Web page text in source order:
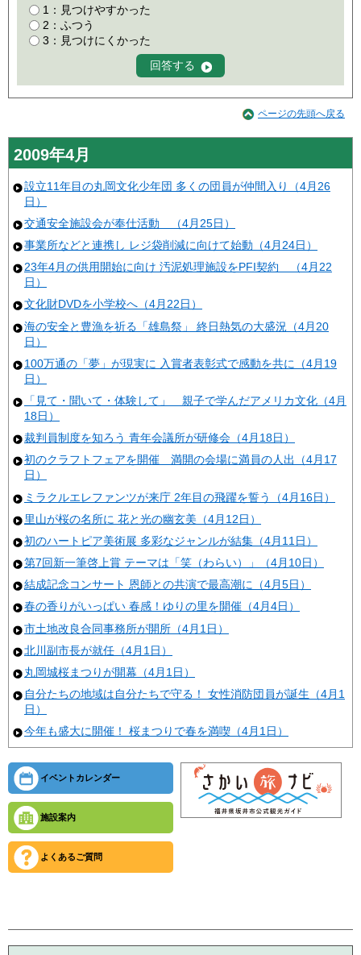
1：見つけやすかった
2：ふつう
3：見つけにくかった
ページの先頭へ戻る
2009年4月
設立11年目の丸岡文化少年団 多くの団員が仲間入り（4月26
日）
交通安全施設会が奉仕活動 （4月25日）
事業所などと連携し レジ袋削減に向けて始動（4月24日）
23年4月の供用開始に向け 汚泥処理施設をPFI契約 （4月22
日）
文化財DVDを小学校へ（4月22日）
海の安全と豊漁を祈る「雄島祭」 終日熱気の大盛況（4月20
日）
100万通の「夢」が現実に 入賞者表彰式で感動を共に（4月19
日）
「見て・聞いて・体験して」 親子で学んだアメリカ文化（4月
18日）
裁判員制度を知ろう 青年会議所が研修会（4月18日）
初のクラフトフェアを開催 満開の会場に満員の人出（4月17
日）
ミラクルエレファンツが来庁 2年目の飛躍を誓う（4月16日）
里山が桜の名所に 花と光の幽玄美（4月12日）
初のハートピア美術展 多彩なジャンルが結集（4月11日）
第7回新一筆啓上賞 テーマは「笑（わらい）」（4月10日）
結成記念コンサート 恩師との共演で最高潮に（4月5日）
春の香りがいっぱい 春感！ゆりの里を開催（4月4日）
市土地改良合同事務所が開所（4月1日）
北川副市長が就任（4月1日）
丸岡城桜まつりが開幕（4月1日）
自分たちの地域は自分たちで守る！ 女性消防団員が誕生（4月1
日）
今年も盛大に開催！ 桜まつりで春を満喫（4月1日）
イベントカレンダー
施設案内
よくあるご質問